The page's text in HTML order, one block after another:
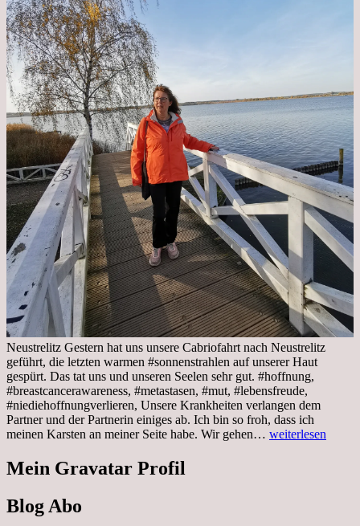
Neustrelitz Gestern hat uns unsere Cabriofahrt nach Neustrelitz
geführt, die letzten warmen #sonnenstrahlen auf unserer Haut
gespürt. Das tat uns und unseren Seelen sehr gut. #hoffnung,
#breastcancerawareness, #metastasen, #mut, #lebensfreude,
#niediehoffnungverlieren, Unsere Krankheiten verlangen dem
Partner und der Partnerin einiges ab. Ich bin so froh, dass ich
meinen Karsten an meiner Seite habe. Wir gehen… Sonnabend,
weiterlesen
Mein Gravatar Profil
Blog Abo